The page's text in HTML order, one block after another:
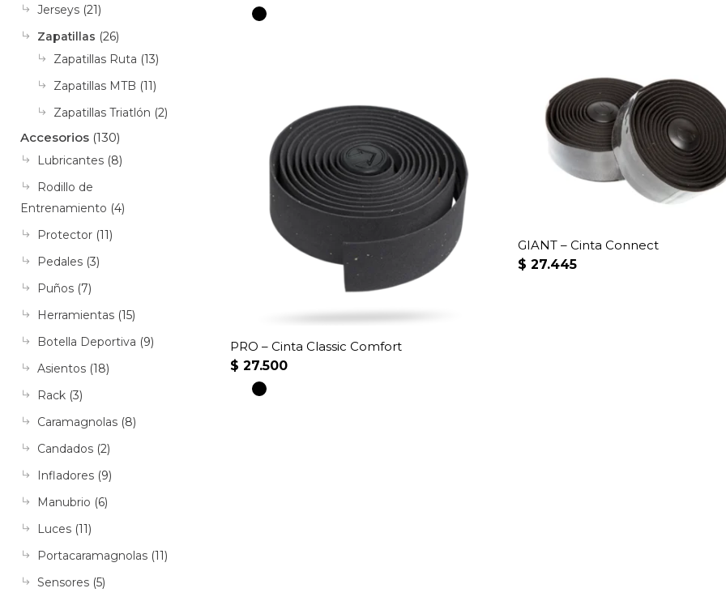
opciones
pueden
múltiples
variantes.
opciones
en
la
PRO – Cinta Classic Comfort
$ 27.500
GIANT – Cinta Connect
$ 27.445
Jerseys (21)
Zapatillas (26)
Zapatillas Ruta (13)
Zapatillas MTB (11)
Zapatillas Triatlón (2)
Accesorios (130)
Lubricantes (8)
Rodillo de
Entrenamiento (4)
Protector (11)
Pedales (3)
Puños (7)
Herramientas (15)
Botella Deportiva (9)
Asientos (18)
Rack (3)
Caramagnolas (8)
Candados (2)
Infladores (9)
Manubrio (6)
Luces (11)
Portacaramagnolas (11)
Sensores (5)